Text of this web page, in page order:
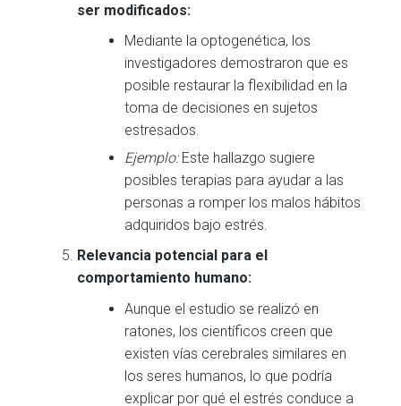
ser modificados:
Mediante la optogenética, los
investigadores demostraron que es
posible restaurar la flexibilidad en la
toma de decisiones en sujetos
estresados.
Ejemplo:Este hallazgo sugiere
posibles terapias para ayudar a las
personas a romper los malos hábitos
adquiridos bajo estrés.
Relevancia potencial para el
comportamiento humano:
Aunque el estudio se realizó en
ratones, los científicos creen que
existen vías cerebrales similares en
los seres humanos, lo que podría
explicar por qué el estrés conduce a